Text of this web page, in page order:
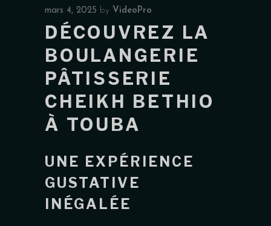
mars 4, 2025 by VideoPro
DÉCOUVREZ LA
BOULANGERIE
PÂTISSERIE
CHEIKH BETHIO
À TOUBA
UNE EXPÉRIENCE
GUSTATIVE
INÉGALÉE